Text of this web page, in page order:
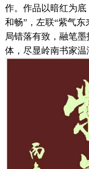
作。作品以暗红为
和畅”，左联“紫气
局错落有致，融笔
体，尽显岭南书家温